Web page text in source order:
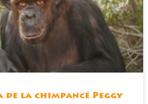
de la chimpancé Peggy